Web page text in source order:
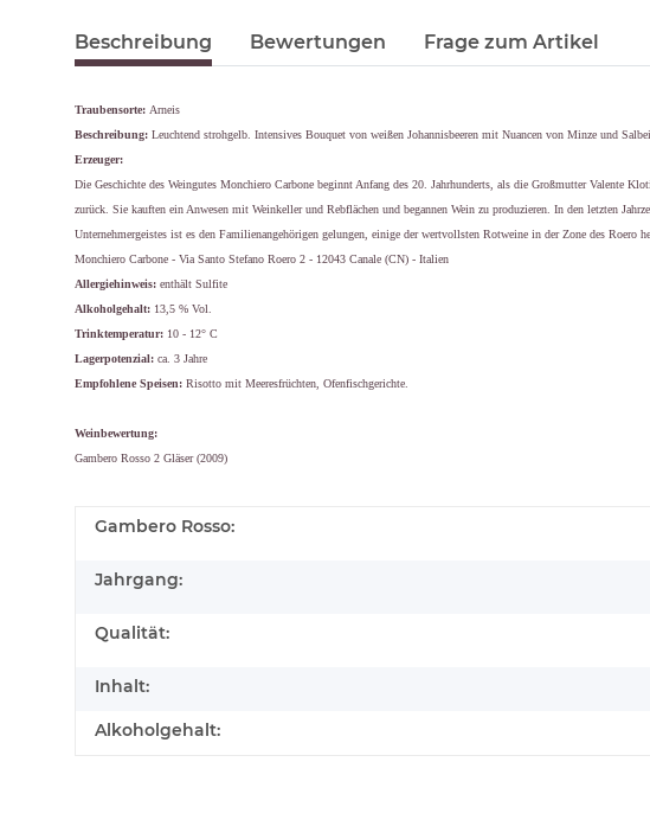
Beschreibung Bewertungen Frage zum Artikel
Traubensorte: Arneis
Beschreibung: Leuchtend strohgelb. Intensives Bouquet von weißen Johannisbeeren mit Nuancen von Minze und
Erzeuger:
Die Geschichte des Weingutes Monchiero Carbone beginnt Anfang des 20. Jahrhunderts, als die Großmutter Valente
zurück. Sie kauften ein Anwesen mit Weinkeller und Rebflächen und begannen Wein zu produzieren. In den letzten
Unternehmergeistes ist es den Familienangehörigen gelungen, einige der wertvollsten Rotweine in der Zone des
Monchiero Carbone - Via Santo Stefano Roero 2 - 12043 Canale (CN) - Italien
Allergiehinweis: enthält Sulfite
Alkoholgehalt: 13,5 % Vol.
Trinktemperatur: 10 - 12° C
Lagerpotenzial: ca. 3 Jahre
Empfohlene Speisen: Risotto mit Meeresfrüchten, Ofenfischgerichte.
Weinbewertung:
Gambero Rosso 2 Gläser (2009)
Gambero Rosso:
Jahrgang:
Qualität:
Inhalt:
Alkoholgehalt: